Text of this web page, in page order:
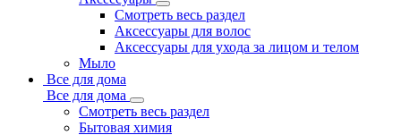
Смотреть весь раздел
Аксессуары для волос
Аксессуары для ухода за лицом и телом
Мыло
Все для дома
Все для дома
Смотреть весь раздел
Бытовая химия